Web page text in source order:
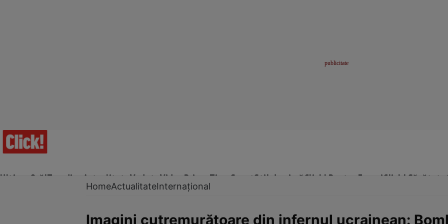
Ultima Oră!Trending Actualitate Vedete Video Prime Time SportStil de viațăClick! Pentru FemeiClick! Sănătate
HomeActualitateInternațional
Imagini cutremurătoare din infernul ucrainean: